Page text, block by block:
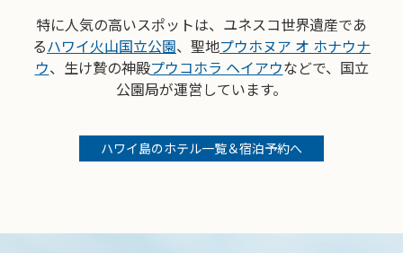
特に人気の高いスポットは、ユネスコ世界遺産であ
るハワイ火山国立公園、聖地プウホヌア オ ホナウナ
ウ、生け贄の神殿プウコホラ ヘイアウなどで、国立
公園局が運営しています。
ハワイ島のホテル一覧＆宿泊予約へ